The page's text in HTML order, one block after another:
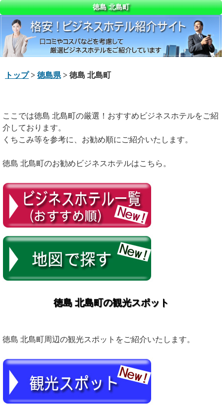
徳島 北島町
トップ> 徳島県 > 徳島 北島町
ここでは徳島 北島町の厳選！おすすめビジネスホテルをご紹
介しております。
くちこみ等を参考に、お勧め順にご紹介いたします。
徳島 北島町のお勧めビジネスホテルはこちら。
徳島 北島町の観光スポット
徳島 北島町周辺の観光スポットをご紹介いたします。